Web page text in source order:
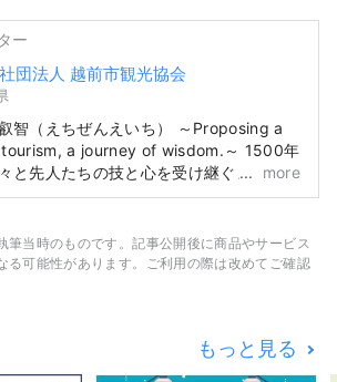
ー
団法人 越前市観光協会
智（えちぜんえいち） ～Proposing a
a journey of wisdom.～ 1500年
と先人たちの技と心を受け継ぐまち。
えの王が治めた「越の国」の入口、越
が真っ先に流入し、日本の奥深いものづ
起源となった、叡智の集積地。 土地の
、国境や時空を越えて交流することで生ま
来があります。 光を見つける新しい探
more
筆当時のものです。記事公開後に商品やサービス
る可能性があります。ご利用の際は改めてご確認
もっと見る